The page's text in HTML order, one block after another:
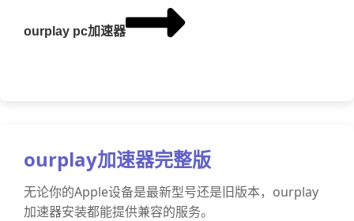
ourplay pc加速器
ourplay加速器完整版
无论你的Apple设备是最新型号还是旧版本，ourplay
加速器安装都能提供兼容的服务。